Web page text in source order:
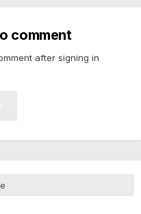
comment
after signing in